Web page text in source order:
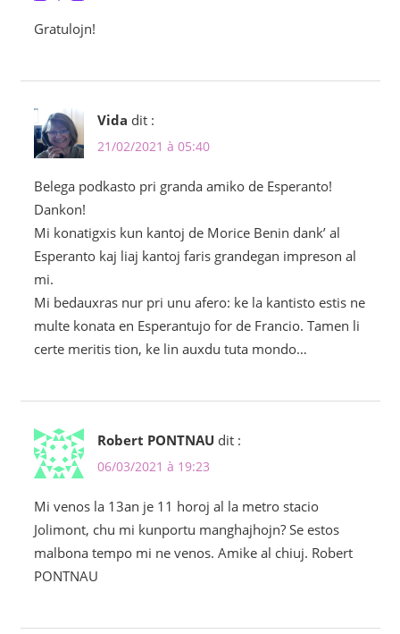
Gratulojn!
Vida dit :
21/02/2021 à 05:40
Belega podkasto pri granda amiko de Esperanto!
Dankon!
Mi konatigxis kun kantoj de Morice Benin dank’ al
Esperanto kaj liaj kantoj faris grandegan impreson al
mi.
Mi bedauxras nur pri unu afero: ke la kantisto estis ne
multe konata en Esperantujo for de Francio. Tamen li
certe meritis tion, ke lin auxdu tuta mondo…
Robert PONTNAU dit :
06/03/2021 à 19:23
Mi venos la 13an je 11 horoj al la metro stacio
Jolimont, chu mi kunportu manghajhojn? Se estos
malbona tempo mi ne venos. Amike al chiuj. Robert
PONTNAU